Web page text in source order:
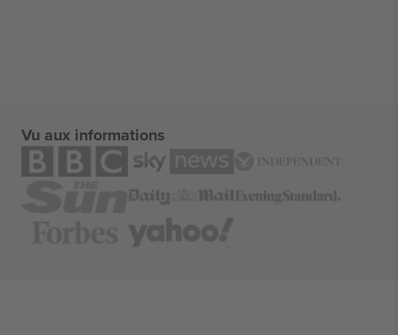
Vu aux informations